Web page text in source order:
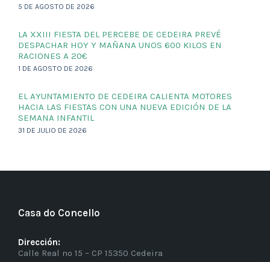
5 DE AGOSTO DE 2026
LA XXIII FIESTA DEL PERCEBE DE CEDEIRA PREVÉ
DESPACHAR HOY Y MAÑANA UNOS 600 KILOS EN
RACIONES A 20€
1 DE AGOSTO DE 2026
EL AYUNTAMIENTO DE CEDEIRA CALIENTA MOTORES
HACIA LAS FIESTAS CON UNA NUEVA EDICIÓN DE LA
SEMANA INFANTIL
31 DE JULIO DE 2026
Casa do Concello
Dirección:
Calle Real nº 15 – CP 15350 Cedeira